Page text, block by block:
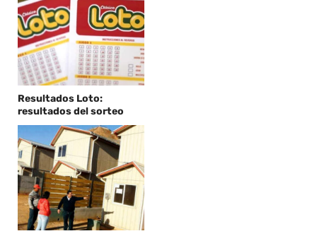
Resultados Loto:
resultados del sorteo